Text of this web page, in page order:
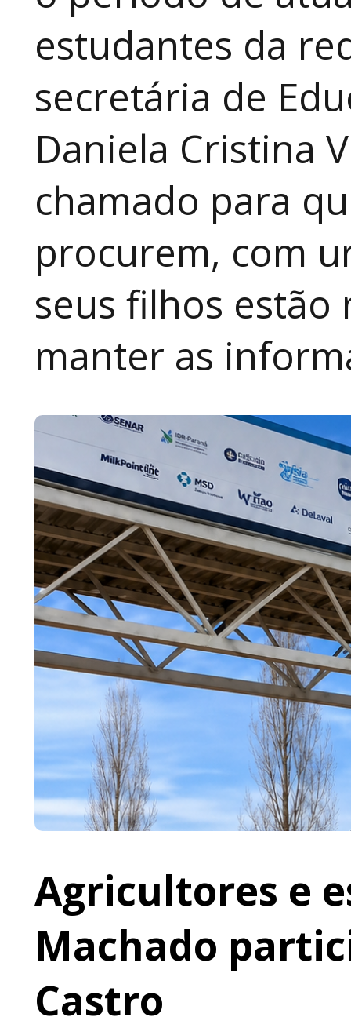
estudantes da
secretária de
Daniela Cristina
chamado para
procurem, com
seus filhos
manter as
Agricultores e
Machado
Castro